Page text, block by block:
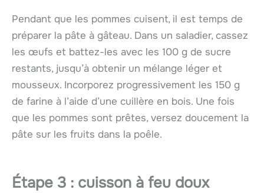
Pendant que les pommes cuisent, il est temps de
préparer la pâte à gâteau. Dans un saladier, cassez
les œufs et battez-les avec les 100 g de sucre
restants, jusqu’à obtenir un mélange léger et
mousseux. Incorporez progressivement les 150 g
de farine à l’aide d’une cuillère en bois. Une fois
que les pommes sont prêtes, versez doucement la
pâte sur les fruits dans la poêle.
Étape 3 : cuisson à feu doux